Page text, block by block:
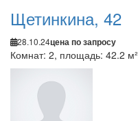
Щетинкина, 42
28.10.24цена по запросу
Комнат: 2, площадь: 42.2 м²